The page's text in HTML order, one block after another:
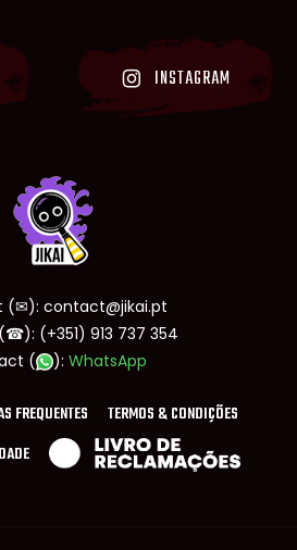
INSTAGRAM
(✉): contact@jikai.pt
(+351) 913 737 354
(
): WhatsApp
FREQUENTES
TERMOS & CONDIÇÕES